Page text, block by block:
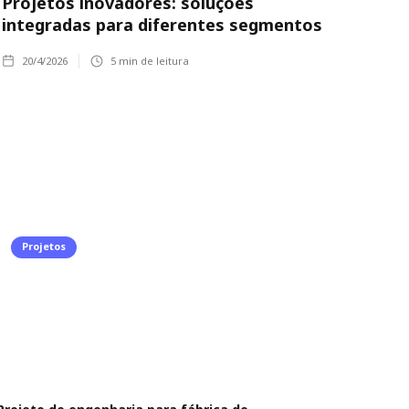
integradas para diferentes segmentos
20/4/2026 5min de leitura
Projetos